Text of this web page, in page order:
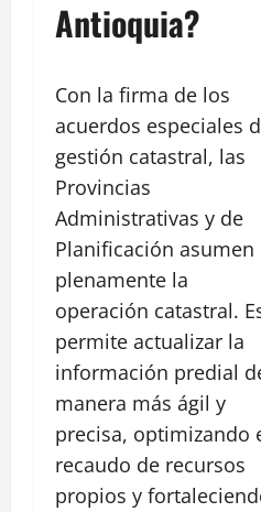
Antioquia?
Con la firma de los
acuerdos especiales
gestión catastral, las
Provincias
Administrativas y de
Planificación asumen
plenamente la
operación catastral.
permite actualizar la
información predial
manera más ágil y
precisa, optimizando
recaudo de recursos
propios y